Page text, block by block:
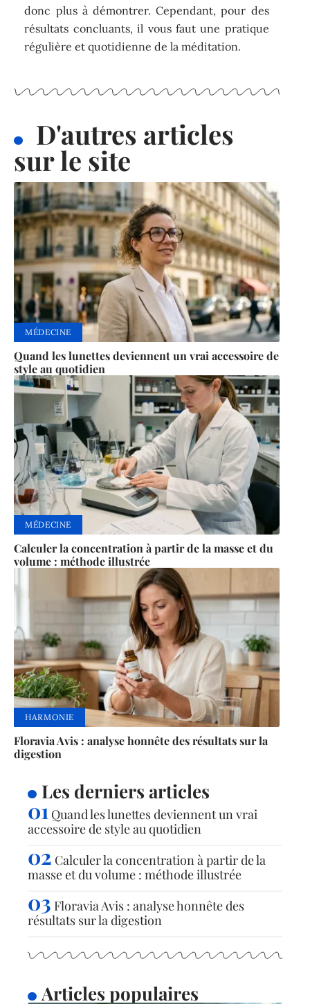
donc plus à démontrer. Cependant, pour des
résultats concluants, il vous faut une pratique
régulière et quotidienne de la méditation.
D'autres articles
sur le site
MÉDECINE
Quand les lunettes deviennent un vrai accessoire de
style au quotidien
MÉDECINE
Calculer la concentration à partir de la masse et du
volume : méthode illustrée
HARMONIE
Floravia Avis : analyse honnête des résultats sur la
digestion
Les derniers articles
Quand les lunettes deviennent un vrai
accessoire de style au quotidien
Calculer la concentration à partir de la
masse et du volume : méthode illustrée
Floravia Avis : analyse honnête des
résultats sur la digestion
Articles populaires